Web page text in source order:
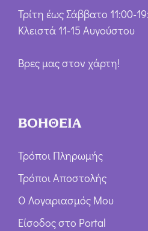
Τρίτη έως Σάββατο 11:00-
Κλειστά 11-15 Αυγούστου
Βρες μας στον χάρτη!
ΒΟΗΘΕΙΑ
Τρόποι Πληρωμής
Τρόποι Αποστολής
Ο Λογαριασμός Μου
Είσοδος στο Portal